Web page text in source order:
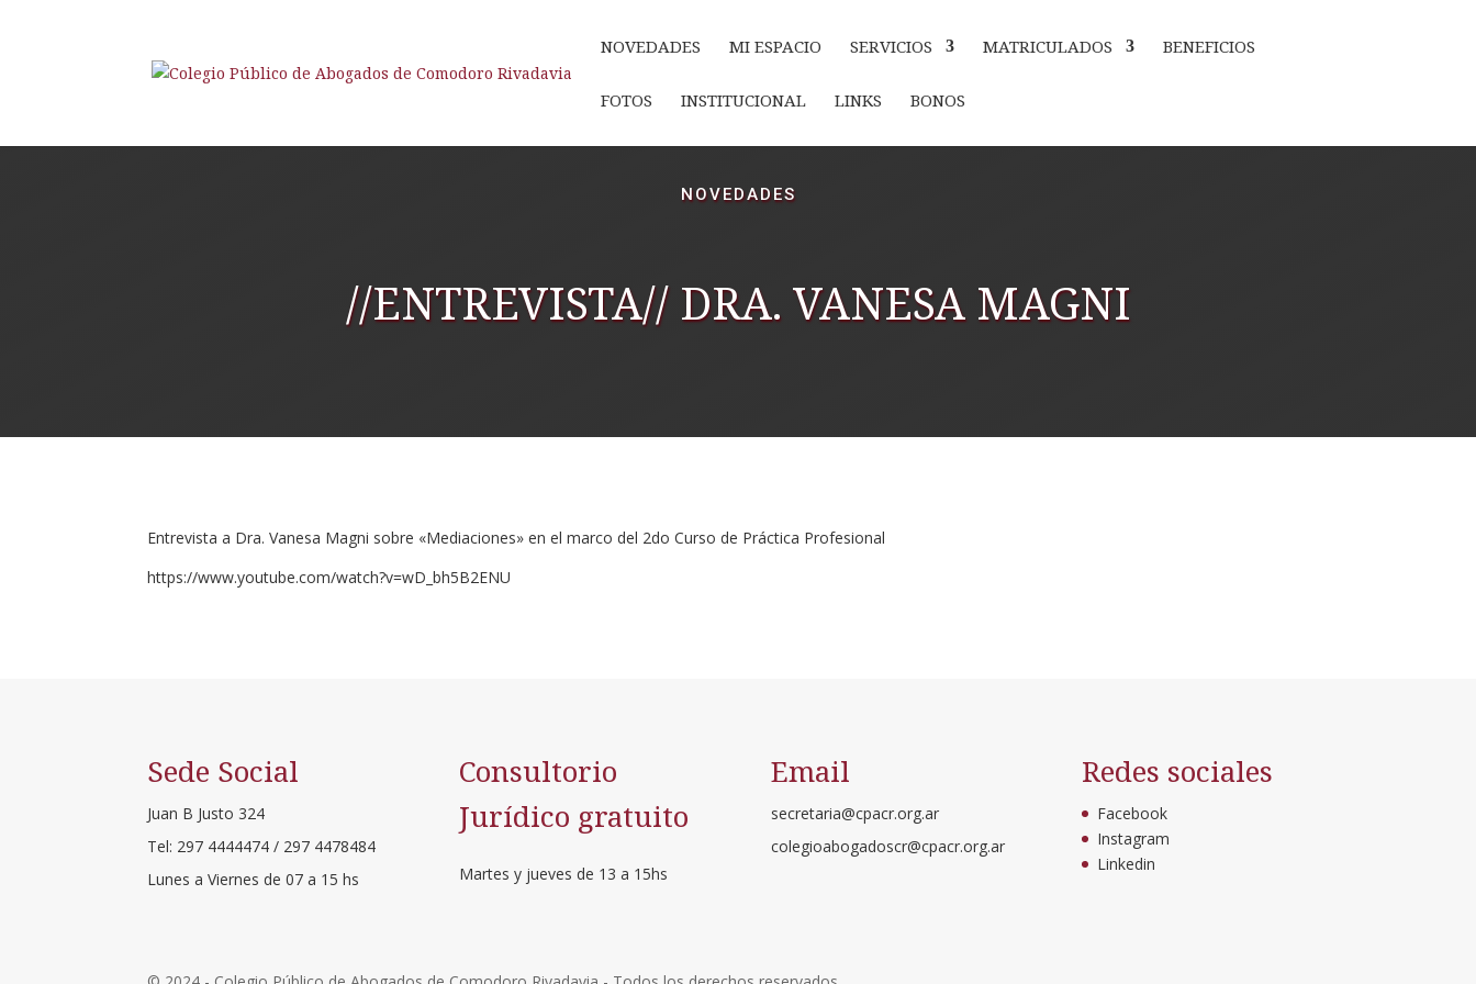
NOVEDADES MI ESPACIO SERVICIOS MATRICULADOS BENEFICIOS
FOTOS INSTITUCIONAL LINKS BONOS
NOVEDADES
//ENTREVISTA// DRA. VANESA MAGNI
Entrevista a Dra. Vanesa Magni sobre «Mediaciones» en el marco del 2do Curso de Práctica Profesional
https://www.youtube.com/watch?v=wD_bh5B2ENU
Sede Social
Juan B Justo 324
Tel: 297 4444474 / 297 4478484
Lunes a Viernes de 07 a 15 hs
Consultorio
Jurídico gratuito
Martes y jueves de 13 a 15hs
Email
secretaria@cpacr.org.ar
colegioabogadoscr@cpacr.org.ar
Redes sociales
Facebook
Instagram
Linkedin